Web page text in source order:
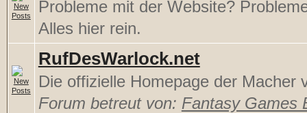
Probleme mit der Website?
Alles hier rein.
RufDesWarlock.net
Die offizielle Homepage der Macher
Forum betreut von: Fantasy Games